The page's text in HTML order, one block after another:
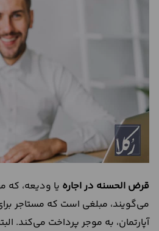
با
ما
قرض الحسنه در اجاره یا ودیعه،
می‌گویند، مبلغی است که مستاجر
آپارتمان، به موجر پرداخت می‌کند.